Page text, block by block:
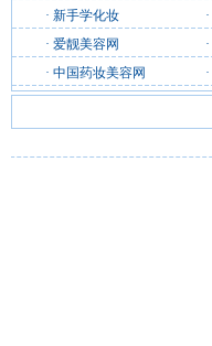
· 新手学化妆 ·
· 爱靓美容网 ·
· 中国药妆美容网 ·